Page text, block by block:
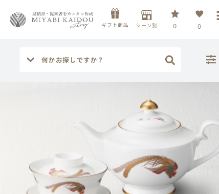
ギフト商品 シーン別 0 0